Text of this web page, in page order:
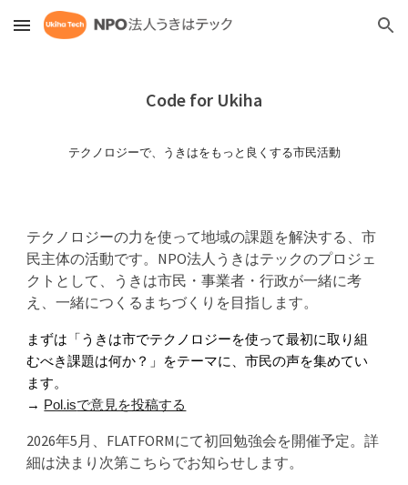
Skip to main content Skip to navigation
Code for Ukiha
テクノロジーで、うきはをもっと良くする市民活動
テクノロジーの力を使って地域の課題を解決する、市
民主体の活動です。NPO法人うきはテックのプロジェ
クトとして、うきは市民・事業者・行政が一緒に考
え、一緒につくるまちづくりを目指します。
まずは「うきは市でテクノロジーを使って最初に取り組
むべき課題は何か？」をテーマに、市民の声を集めてい
ます。
→ Pol.isで意見を投稿する
2026年5月、FLATFORMにて初回勉強会を開催予定。詳
細は決まり次第こちらでお知らせします。